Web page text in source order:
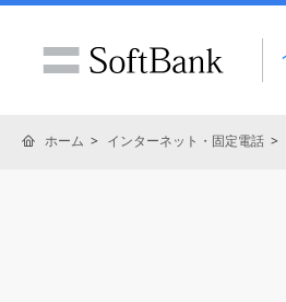
ホーム インターネット・固定電話